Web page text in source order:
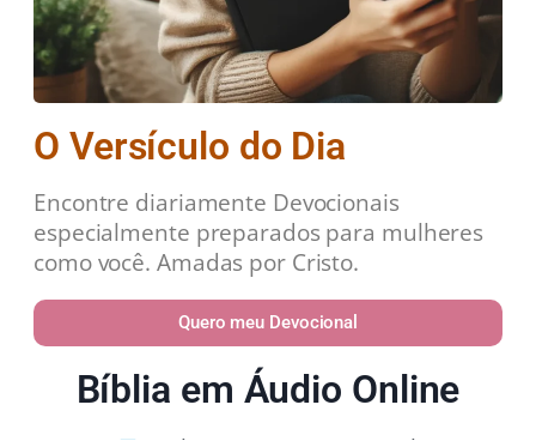
O Versículo do Dia
Encontre diariamente Devocionais
especialmente preparados para mulheres
como você. Amadas por Cristo.
Quero meu Devocional
Bíblia em Áudio Online